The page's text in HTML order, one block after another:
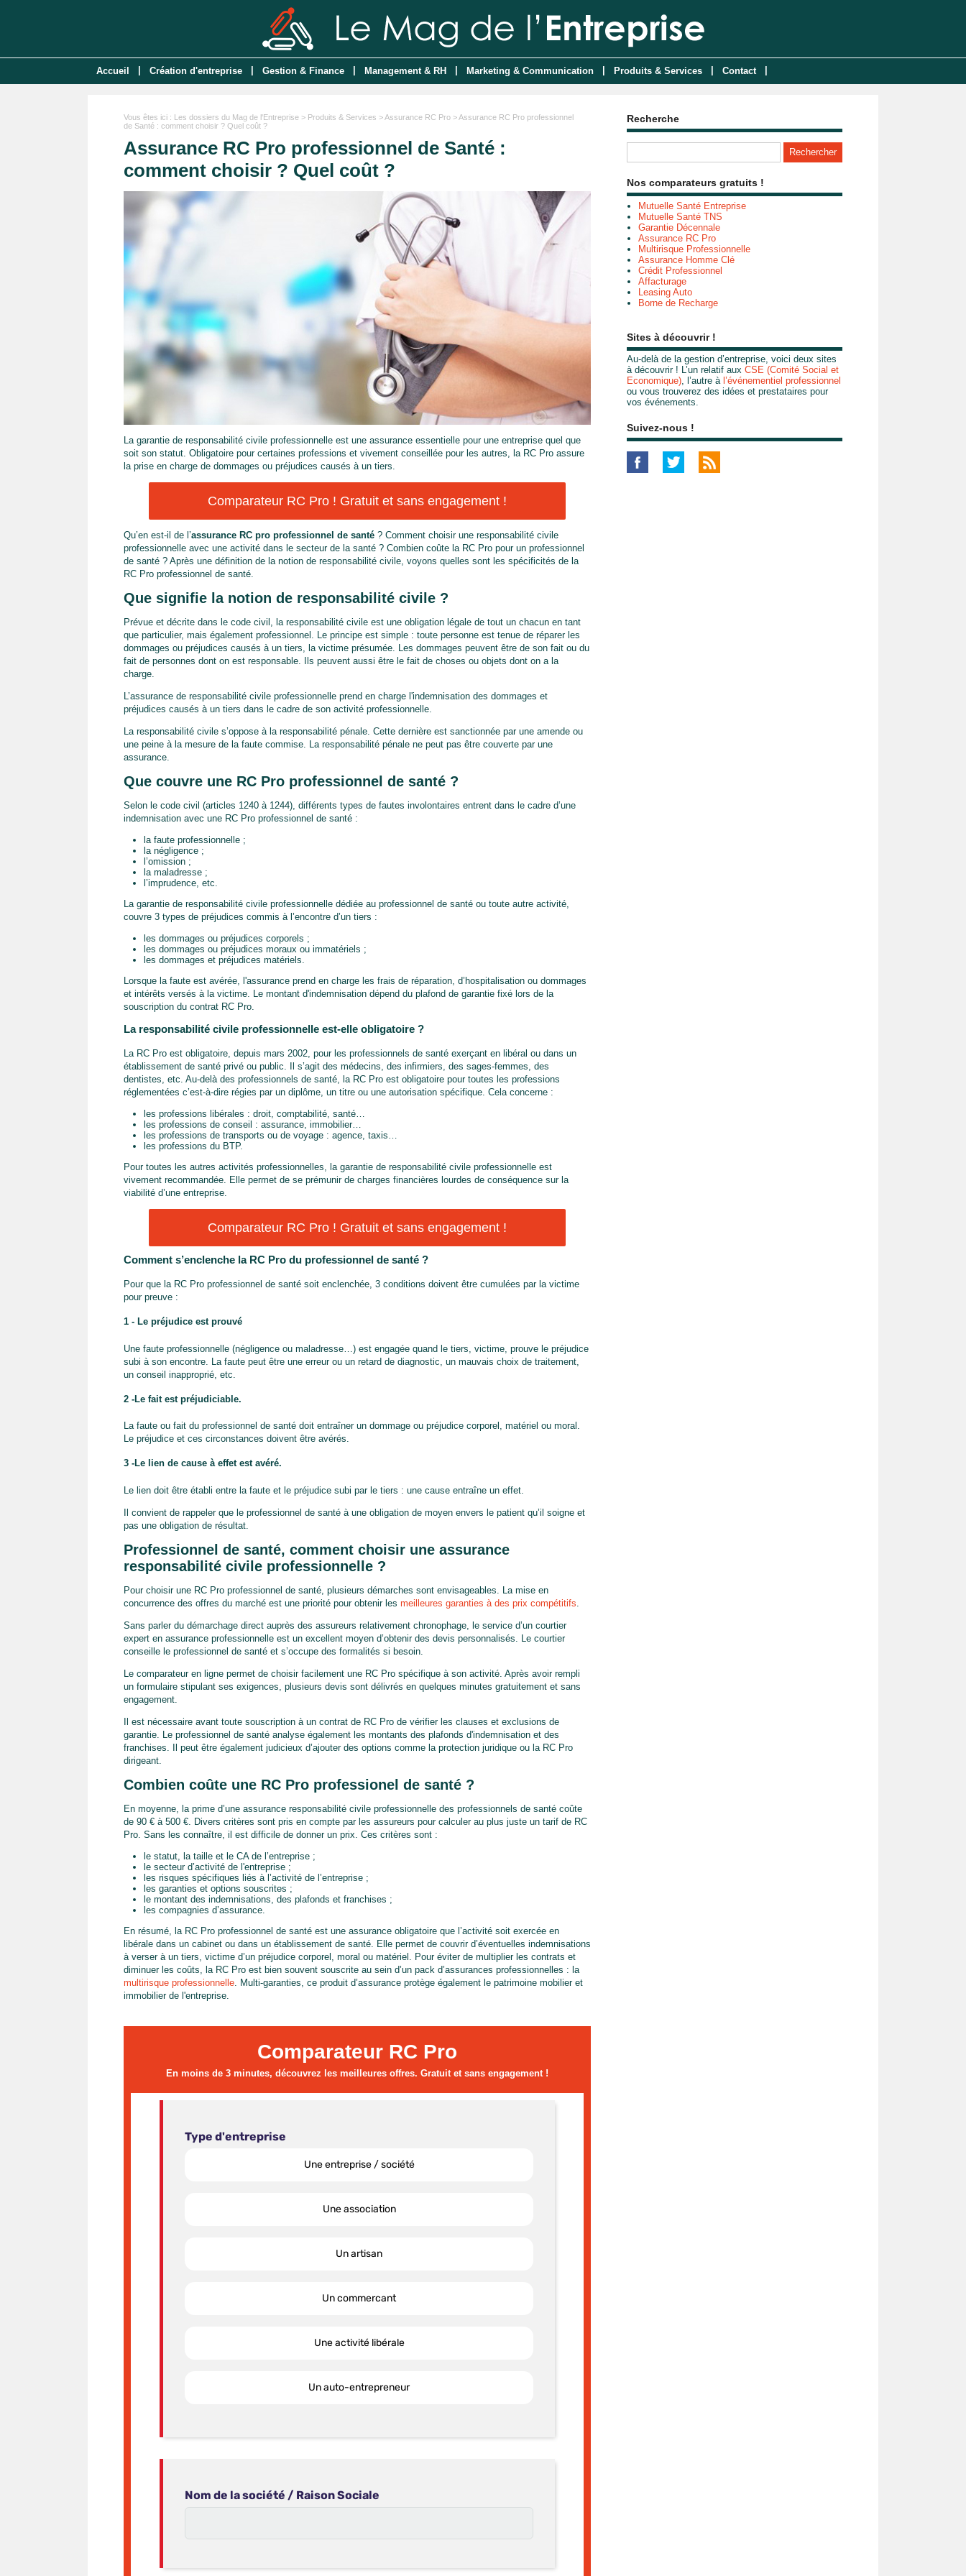
Accueil Création d'entreprise Gestion & Finance Management & RH Marketing & Communication Produits & Services Contact
Vous êtes ici : Les dossiers du Mag de l'Entreprise > Produits & Services >Assurance RC Pro > Assurance RC Pro professionnel
de Santé : comment choisir ? Quel coût ?
Assurance RC Pro professionnel de Santé :
comment choisir ? Quel coût ?
La garantie de responsabilité civile professionnelle est une assurance essentielle pour une entreprise quel que
soit son statut. Obligatoire pour certaines professions et vivement conseillée pour les autres, la RC Pro assure
la prise en charge de dommages ou préjudices causés à un tiers.
Comparateur RC Pro ! Gratuit et sans engagement !
Qu’en est-il de l’assurance RC pro professionnel de santé ? Comment choisir une responsabilité civile
professionnelle avec une activité dans le secteur de la santé ? Combien coûte la RC Pro pour un professionnel
de santé ? Après une définition de la notion de responsabilité civile, voyons quelles sont les spécificités de la
RC Pro professionnel de santé.
Que signifie la notion de responsabilité civile ?
Prévue et décrite dans le code civil, la responsabilité civile est une obligation légale de tout un chacun en tant
que particulier, mais également professionnel. Le principe est simple : toute personne est tenue de réparer les
dommages ou préjudices causés à un tiers, la victime présumée. Les dommages peuvent être de son fait ou du
fait de personnes dont on est responsable. Ils peuvent aussi être le fait de choses ou objets dont on a la
charge.
L’assurance de responsabilité civile professionnelle prend en charge l'indemnisation des dommages et
préjudices causés à un tiers dans le cadre de son activité professionnelle.
La responsabilité civile s’oppose à la responsabilité pénale. Cette dernière est sanctionnée par une amende ou
une peine à la mesure de la faute commise. La responsabilité pénale ne peut pas être couverte par une
assurance.
Que couvre une RC Pro professionnel de santé ?
Selon le code civil (articles 1240 à 1244), différents types de fautes involontaires entrent dans le cadre d’une
indemnisation avec une RC Pro professionnel de santé :
la faute professionnelle ;
la négligence ;
l’omission ;
la maladresse ;
l’imprudence, etc.
La garantie de responsabilité civile professionnelle dédiée au professionnel de santé ou toute autre activité,
couvre 3 types de préjudices commis à l’encontre d’un tiers :
les dommages ou préjudices corporels ;
les dommages ou préjudices moraux ou immatériels ;
les dommages et préjudices matériels.
Lorsque la faute est avérée, l'assurance prend en charge les frais de réparation, d’hospitalisation ou dommages
et intérêts versés à la victime. Le montant d'indemnisation dépend du plafond de garantie fixé lors de la
souscription du contrat RC Pro.
La responsabilité civile professionnelle est-elle obligatoire ?
La RC Pro est obligatoire, depuis mars 2002, pour les professionnels de santé exerçant en libéral ou dans un
établissement de santé privé ou public. Il s’agit des médecins, des infirmiers, des sages-femmes, des
dentistes, etc. Au-delà des professionnels de santé, la RC Pro est obligatoire pour toutes les professions
réglementées c’est-à-dire régies par un diplôme, un titre ou une autorisation spécifique. Cela concerne :
les professions libérales : droit, comptabilité, santé…
les professions de conseil : assurance, immobilier…
les professions de transports ou de voyage : agence, taxis…
les professions du BTP.
Pour toutes les autres activités professionnelles, la garantie de responsabilité civile professionnelle est
vivement recommandée. Elle permet de se prémunir de charges financières lourdes de conséquence sur la
viabilité d’une entreprise.
Comparateur RC Pro ! Gratuit et sans engagement !
Comment s’enclenche la RC Pro du professionnel de santé ?
Pour que la RC Pro professionnel de santé soit enclenchée, 3 conditions doivent être cumulées par la victime
pour preuve :
1 - Le préjudice est prouvé
Une faute professionnelle (négligence ou maladresse…) est engagée quand le tiers, victime, prouve le préjudice
subi à son encontre. La faute peut être une erreur ou un retard de diagnostic, un mauvais choix de traitement,
un conseil inapproprié, etc.
2 -Le fait est préjudiciable.
La faute ou fait du professionnel de santé doit entraîner un dommage ou préjudice corporel, matériel ou moral.
Le préjudice et ces circonstances doivent être avérés.
3 -Le lien de cause à effet est avéré.
Le lien doit être établi entre la faute et le préjudice subi par le tiers : une cause entraîne un effet.
Il convient de rappeler que le professionnel de santé à une obligation de moyen envers le patient qu’il soigne et
pas une obligation de résultat.
Professionnel de santé, comment choisir une assurance
responsabilité civile professionnelle ?
Pour choisir une RC Pro professionnel de santé, plusieurs démarches sont envisageables. La mise en
concurrence des offres du marché est une priorité pour obtenir les meilleures garanties à des prix compétitifs
Sans parler du démarchage direct auprès des assureurs relativement chronophage, le service d’un courtier
expert en assurance professionnelle est un excellent moyen d’obtenir des devis personnalisés. Le courtier
conseille le professionnel de santé et s’occupe des formalités si besoin.
Le comparateur en ligne permet de choisir facilement une RC Pro spécifique à son activité. Après avoir rempli
un formulaire stipulant ses exigences, plusieurs devis sont délivrés en quelques minutes gratuitement et sans
engagement.
Il est nécessaire avant toute souscription à un contrat de RC Pro de vérifier les clauses et exclusions de
garantie. Le professionnel de santé analyse également les montants des plafonds d'indemnisation et des
franchises. Il peut être également judicieux d’ajouter des options comme la protection juridique ou la RC Pro
dirigeant.
Combien coûte une RC Pro professionel de santé ?
En moyenne, la prime d’une assurance responsabilité civile professionnelle des professionnels de santé coûte
de 90 € à 500 €. Divers critères sont pris en compte par les assureurs pour calculer au plus juste un tarif de RC
Pro. Sans les connaître, il est difficile de donner un prix. Ces critères sont :
le statut, la taille et le CA de l’entreprise ;
le secteur d’activité de l'entreprise ;
les risques spécifiques liés à l’activité de l’entreprise ;
les garanties et options souscrites ;
le montant des indemnisations, des plafonds et franchises ;
les compagnies d’assurance.
En résumé, la RC Pro professionnel de santé est une assurance obligatoire que l’activité soit exercée en
libérale dans un cabinet ou dans un établissement de santé. Elle permet de couvrir d’éventuelles indemnisations
à verser à un tiers, victime d’un préjudice corporel, moral ou matériel. Pour éviter de multiplier les contrats et
diminuer les coûts, la RC Pro est bien souvent souscrite au sein d’un pack d’assurances professionnelles : la
multirisque professionnelle . Multi-garanties, ce produit d’assurance protège également le patrimoine mobilier et
immobilier de l'entreprise.
Comparateur RC Pro
En moins de 3 minutes, découvrez les meilleures offres. Gratuit et sans engagement !
Recherche
Nos comparateurs gratuits !
Mutuelle Santé Entreprise
Mutuelle Santé TNS
Garantie Décennale
Assurance RC Pro
Multirisque Professionnelle
Assurance Homme Clé
Crédit Professionnel
Affacturage
Leasing Auto
Borne de Recharge
Sites à découvrir !
Au-delà de la gestion d’entreprise, voici deux sites
à découvrir ! L’un relatif aux CSE (Comité Social et
Economique), l’autre à l’événementiel professionnel
ou vous trouverez des idées et prestataires pour
vos événements.
Suivez-nous !